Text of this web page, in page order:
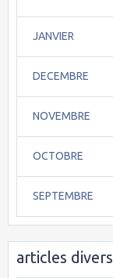
JANVIER
DECEMBRE
NOVEMBRE
OCTOBRE
SEPTEMBRE
articles divers